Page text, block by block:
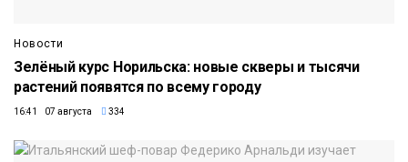
Новости
Зелёный курс Норильска: новые скверы и тысячи
растений появятся по всему городу
16:41 07 августа 334